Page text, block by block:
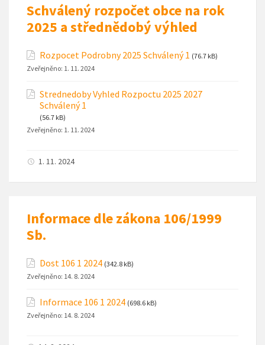
Schválený rozpočet obce na rok
2025 a střednědobý výhled
Rozpocet Podrobny 2025 Schválený 1 (76.7 kB)
Zveřejněno: 1. 11. 2024
Strednedoby Vyhled Rozpoctu 2025 2027
Schválený 1
(56.7 kB)
Zveřejněno: 1. 11. 2024
1. 11. 2024
Informace dle zákona 106/1999
Sb.
Dost 106 1 2024 (342.8 kB)
Zveřejněno: 14. 8. 2024
Informace 106 1 2024 (698.6 kB)
Zveřejněno: 14. 8. 2024